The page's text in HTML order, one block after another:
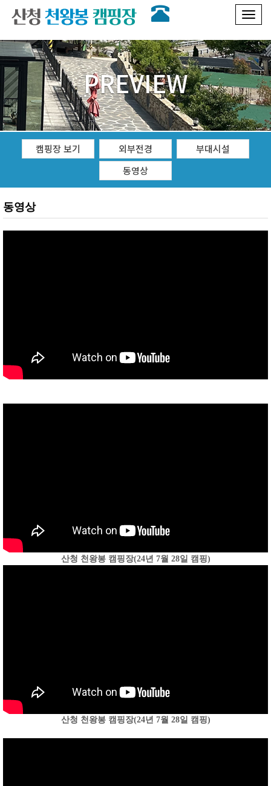
Toggle
PREVIEW
캠핑장 보기 외부전경
부대시설
동영상
동영상
산청 천왕봉 캠핑장(24년 7월 28일 캠핑)
산청 천왕봉 캠핑장(24년 7월 28일 캠핑)